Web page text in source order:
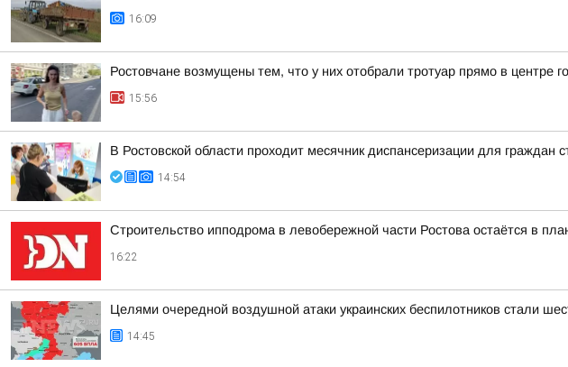
16:09
Ростовчане возмущены тем, что у них отобрали тротуар прямо в центре
15:56
В Ростовской области проходит месячник диспансеризации для граждан
14:54
Строительство ипподрома в левобережной части Ростова остаётся в
16:22
Целями очередной воздушной атаки украинских беспилотников стали
14:45